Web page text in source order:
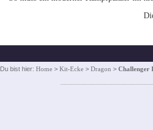
Du bist hier: Home > Kit-Ecke > Dragon > Challenger